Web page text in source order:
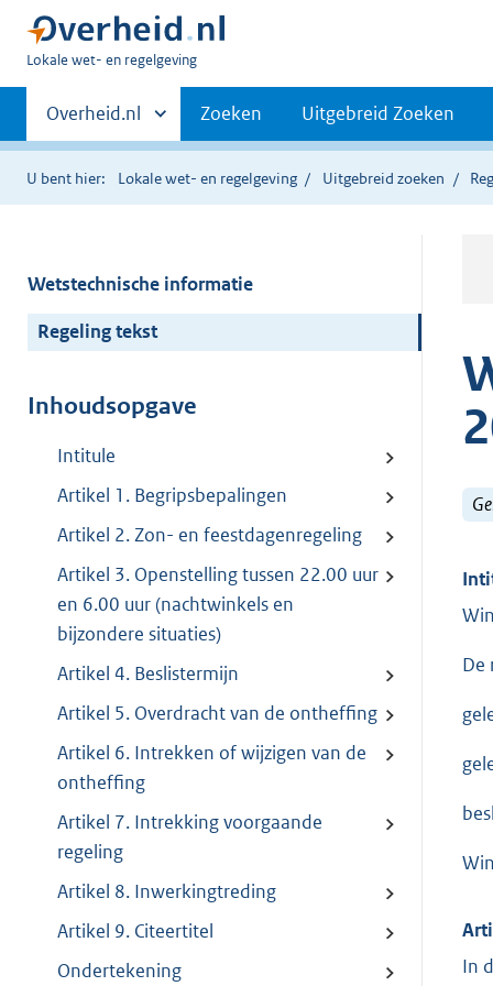
U
hier:
Lokale wet- en regelgeving
Primaire
navigatie
Andere
sites
binnen
Overheid.nl Zoeken Uitgebreid Zoeken
U bent hier: Lokale wet- en regelgeving Uitgebreid zoeken
Wetstechnische informatie
Regeling tekst
Inhoudsopgave
Intitule
Artikel 1. Begripsbepalingen
Artikel 2. Zon- en feestdagenregeling
Artikel 3. Openstelling tussen 22.00 uur
en 6.00 uur (nachtwinkels en
bijzondere situaties)
Artikel 4. Beslistermijn
Artikel 5. Overdracht van de ontheffing
Artikel 6. Intrekken of wijzigen van de
ontheffing
Artikel 7. Intrekking voorgaande
regeling
Artikel 8. Inwerkingtreding
Artikel 9. Citeertitel
Ondertekening
De
In